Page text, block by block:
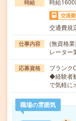
時給 時給1600
交通費
交通費規
仕事内容
(無資格
レーター
応募資格
ブランク
◆経験者
で気軽に
職場の雰囲気